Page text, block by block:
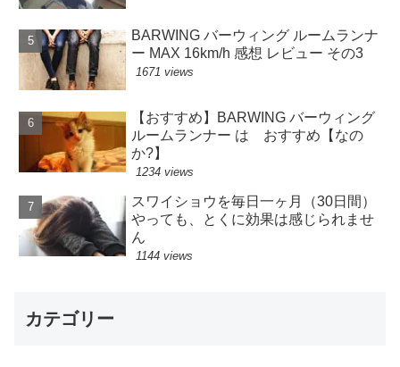
BARWING バーウィング ルームランナ
ー MAX 16km/h 感想 レビュー その3
1671 views
【おすすめ】BARWING バーウィング
ルームランナー は おすすめ【なの
か?】
1234 views
スワイショウを毎日一ヶ月（30日間）
やっても、とくに効果は感じられませ
ん
1144 views
カテゴリー